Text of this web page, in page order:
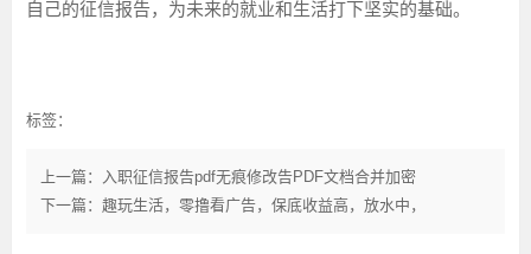
自己的征信报告，为未来的就业和生活打下坚实的基础。
标签：
上一篇：入职征信报告pdf无痕修改告PDF文档合并加密
下一篇：趣玩生活，零撸看广告，保底收益高，放水中，